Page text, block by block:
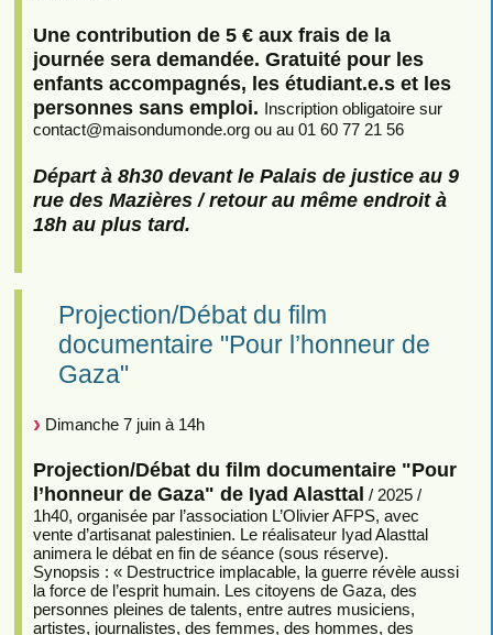
Une contribution de 5 € aux frais de la
journée sera demandée. Gratuité pour les
enfants accompagnés, les étudiant.e.s et les
personnes sans emploi. Inscription obligatoire sur
contact@maisondumonde.org ou au 01 60 77 21 56
Départ à 8h30 devant le Palais de justice au 9
rue des Mazières / retour au même endroit à
18h au plus tard.
Projection/Débat du film
documentaire "Pour l’honneur de
Gaza"
Dimanche 7 juin à 14h
Projection/Débat du film documentaire "Pour
l’honneur de Gaza" de Iyad Alasttal / 2025 /
1h40, organisée par l’association L’Olivier AFPS, avec
vente d’artisanat palestinien. Le réalisateur Iyad Alasttal
animera le débat en fin de séance (sous réserve).
Synopsis : « Destructrice implacable, la guerre révèle aussi
la force de l’esprit humain. Les citoyens de Gaza, des
personnes pleines de talents, entre autres musiciens,
artistes, journalistes, des femmes, des hommes, des